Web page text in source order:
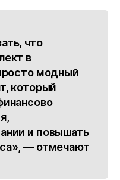
что
в
модный
который
и повышать
— отмечают